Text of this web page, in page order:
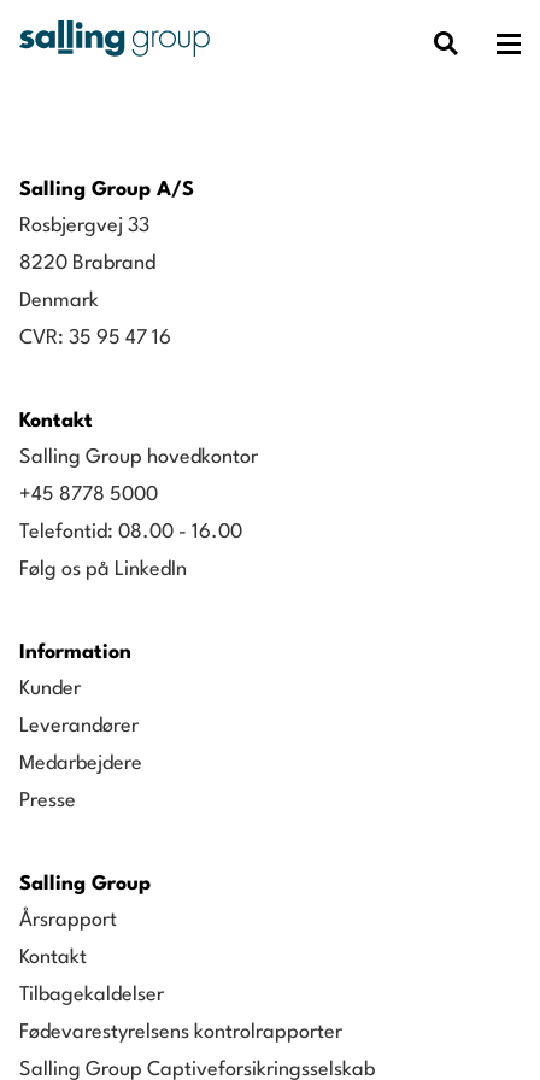
Salling Group A/S
Rosbjergvej 33
8220 Brabrand
Denmark
CVR: 35 95 47 16
Kontakt
Salling Group hovedkontor
+45 8778 5000
Telefontid: 08.00 - 16.00
Følg os på LinkedIn
Information
Kunder
Leverandører
Medarbejdere
Presse
Salling Group
Årsrapport
Kontakt
Tilbagekaldelser
Fødevarestyrelsens kontrolrapporter
Salling Group Captiveforsikringsselskab